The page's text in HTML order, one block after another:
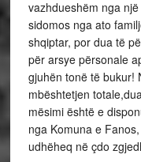
vazhdueshëm nga
sidomos nga ato
shqiptar, por dua të
për arsye përsonale
gjuhën tonë të bukur!
mbështetjen
mësimi është e
nga Komuna e
udhëheq në çdo